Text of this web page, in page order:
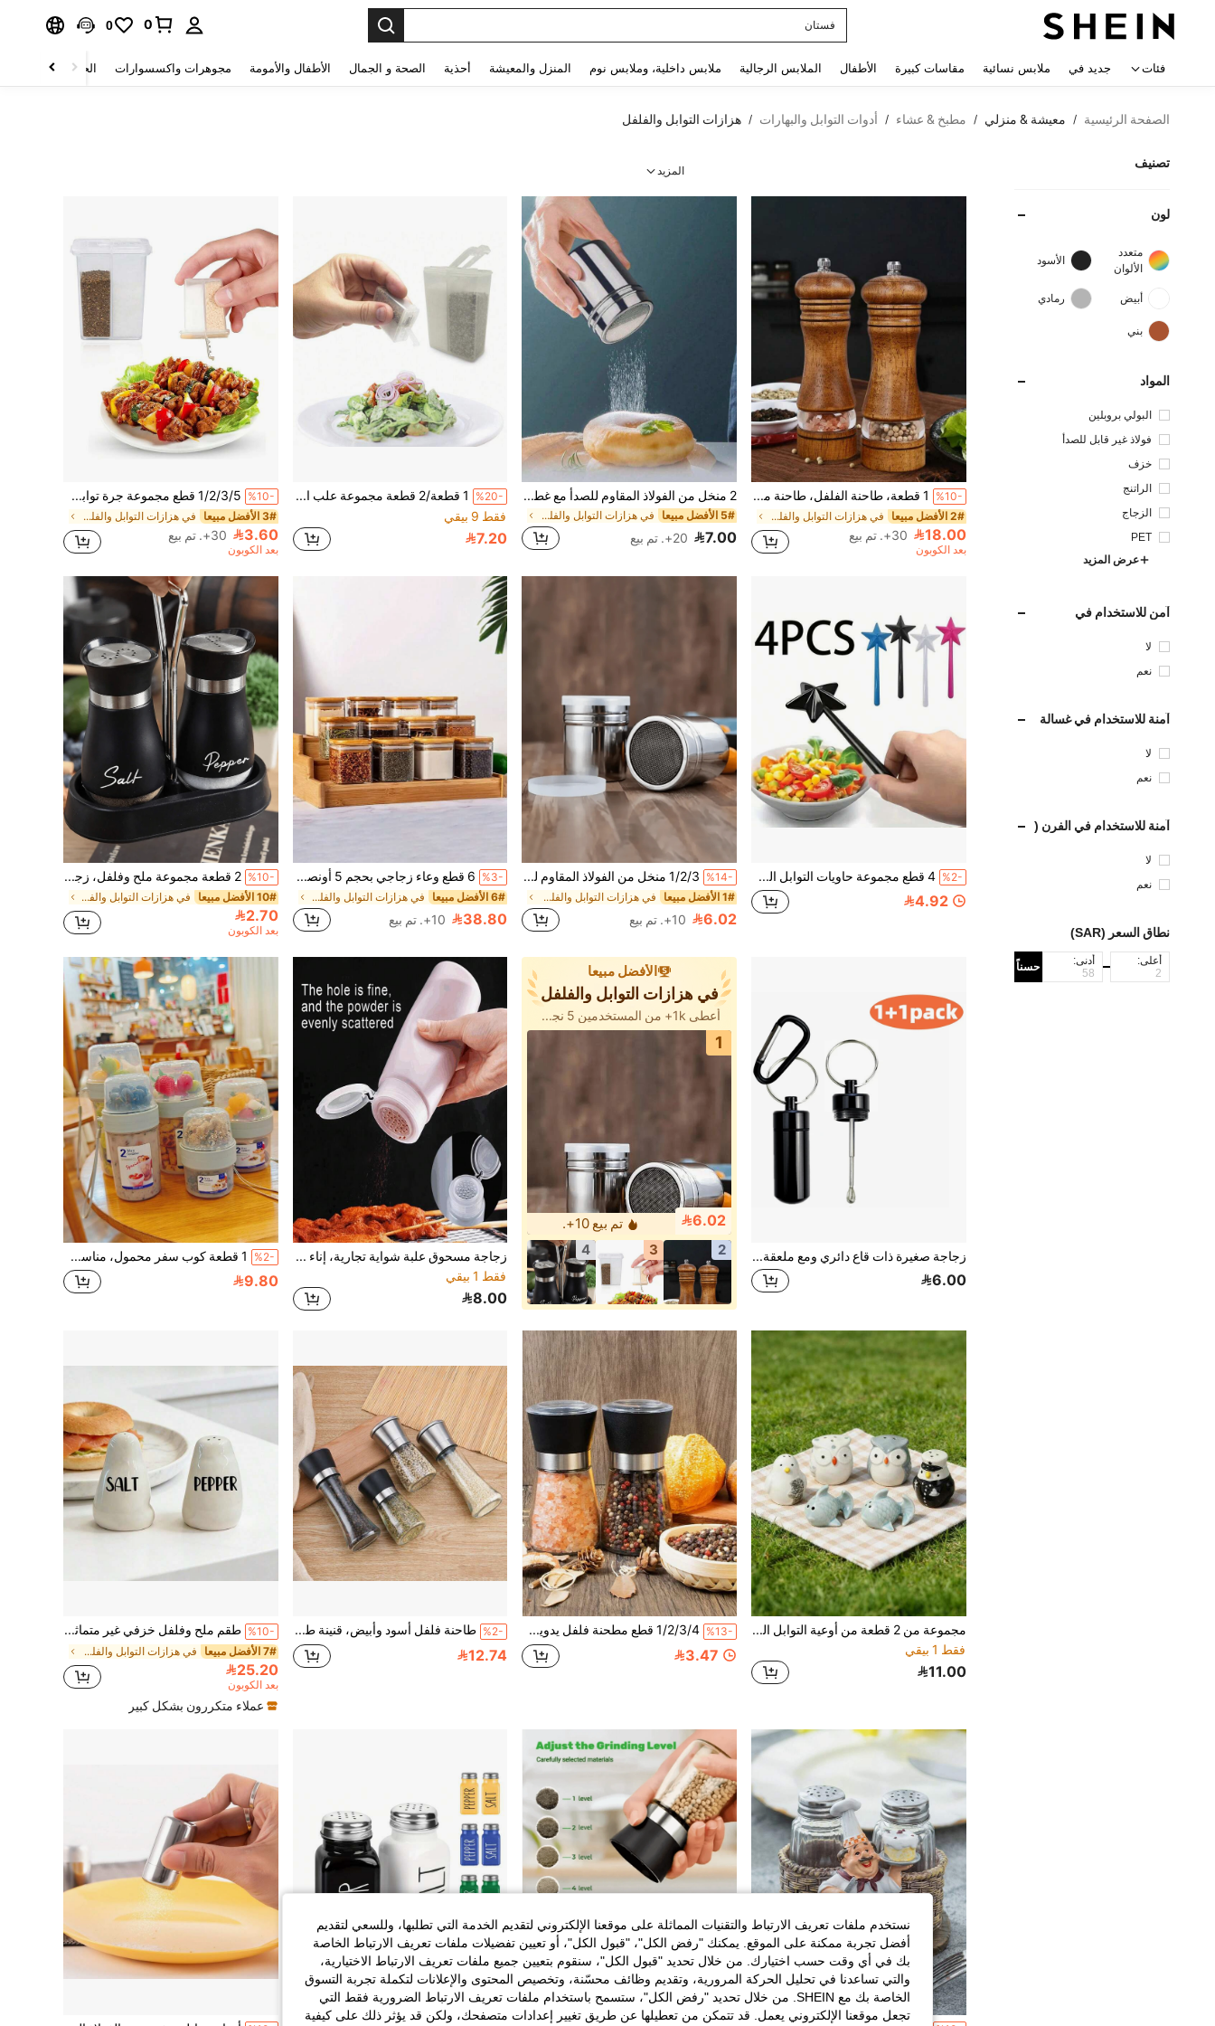
Squishy
0
0
فئات جديد في ملابس نسائية مقاسات كبيرة الأطفال الملابس الرجالية ملابس داخلية، وملابس نوم المنزل والمعيشة أحذية الصحة و الجمال الأطفال والأمومة مجوهرات واكسسوارات الحقائب والأمتعة
الصفحة الرئيسية / معيشة & منزلي / مطبخ & عشاء / أدوات التوابل والبهارات / هزازات التوابل والفلفل
تصنيف
لون
متعدد
الألوان
الأسود
أبيض رمادي
بني
المواد
البولي بروبلين
فولاذ غير قابل للصدأ
خزف
الراتنج
الزجاج
PET
عرض المزيد
آمن للاستخدام في
لا
نعم
آمنة للاستخدام في غسالة
لا
نعم
آمنة للاستخدام في الفرن (
لا
نعم
نطاق السعر (SAR)
أعلى: أدنى: حسناً
المزيد
%10- 1 قطعة، طاحنة الفلفل، طاحنة ملح البحر المنزلية، طاحنة البهارات اليدوية الخشبية، مطحنة الفلفل اليدوية، كسارة البهارات، زجاجة التوابل القابلة لإعادة الاستخدام للشواء والنزهات والتخييم، أدوات المطبخ، هدايا عيد الحب، ديكور المطبخ
2# الأفضل مبيعا في هزازات التوابل والفلفل
18.00 30+. تم بيع
بعد الكوبون
2 منخل من الفولاذ المقاوم للصدأ مع غطاء، شبكة دقيقة لغربلة مكونات الخبز مثل بيكربونات الصودا ومسحوق الكاكاو ونشا الذرة ومسحوق القهوة والدقيق وما إلى ذلك
5# الأفضل مبيعا في هزازات التوابل والفلفل
7.00 20+. تم بيع
%20-
1 قطعة/2 قطعة مجموعة علب الملح والفلفل البلاستيكية، حاويات الملح والفلفل الشفافة مع أغطية، أوعية التوابل البلاستيكية، مجموعة صندوق التوابل المحمول، مناسبة للسفر والتخييم والنزهات والأنشطة الخارجية والمطبخ وصندوق الغداء.
فقط 9 بيقي
7.20
%10- 1/2/3/5 قطع مجموعة جرة توابل الملح والفلفل البلاستيكية الشفافة، حاويات توابل بلاستيكية مع أغطية، حاويات توابل محمولة مناسبة للسفر والتخييم والنزهات والأنشطة الخارجية والمطبخ وصندوق الغداء، مناسبة للملح والسكر والفلفل والفلفل الحار وبذور السمسم والتوابل الأخرى، مناسبة كهدايا للنساء والرجال والعائلة
3# الأفضل مبيعا في هزازات التوابل والفلفل
3.60 30+. تم بيع
بعد الكوبون
%2- 4 قطع مجموعة حاويات التوابل المطبخية، عصا ساحرة بنجمة ومخطط دائري، رشاش ملح 3 ثقوب، مستلزمات للطهي في البقاع المفتوحة والشواء المنزلي
4.92
%14- 1/2/3 منخل من الفولاذ المقاوم للصدأ ذو شبكة دقيقة، مناسب لمسحوق السكر البودرة، مسحوق القرفة، مسحوق القهوة والتوابل الأخرى - سهل التنظيف، أواني التوابل المعدنية، قابل للاستخدام في المنزل والمطعم والمقهى وغيرها من المناسبات
1# الأفضل مبيعا في هزازات التوابل والفلفل
6.02 10+. تم بيع
%3- 6 قطع وعاء زجاجي بحجم 5 أونصة لتخزين التوابل، مغطاة بأغطية من البامبو الطبيعي، حاويات مربعة محكمة الإغلاق، ملصقات بيانات مقاومة للماء، أواني تخزين طعام، أوعية توابل صغيرة فارغة، مناسبة لتخزين التوابل، الملح، السكر
6# الأفضل مبيعا في هزازات التوابل والفلفل
38.80 10+. تم بيع
%10- 2 قطعة مجموعة ملح وفلفل، زجاجات توابل، أواني توابل جميلة، مناسبة للنزهات والشواء في الهواء الطلق، باللون الأسود/الفضي
10# الأفضل مبيعا في هزازات التوابل والفلفل
2.70
بعد الكوبون
زجاجة صغيرة ذات قاع دائري ومع ملعقة - زجاجات مقاومة للتسريب والماء للتعبئة والتغليف عند السفر وفيها يمكن تخزين التوابل والأدوية، ومسحوق الفلفل و مسحوق الفلفل الحار
6.00
الأفضل مبيعا
في هزازات التوابل والفلفل
أعطى 1k+ من المستخدمين 5 نجوم
1
6.02
تم بيع 10+.
2
3
4
زجاجة مسحوق علبة شواية تجارية، إناء لرش التوابل، الكمون والسمسم، وعاء ملح، زجاجة فلفل، وعاء تخزين متعدد الاستخدامات، للمطبخ، وللطعام، والطبخ، والتوابل، والفلفل، والثوم، والملح، والمنظم، والحفلات، وديكور الغرفة.
فقط 1 بيقي
8.00
%2- 1 قطعة كوب سفر محمول، مناسب للحبوب والحليب، حاوية زبادي محكمة الإغلاق بطبقتين، متوفر بسعات متعددة، مناسب أيضًا للشوفان والفواكه، صندوق تخزين طعام محكم الإغلاق للمكتب والكلية والسفر والنزهات
9.80
مجموعة من 2 قطعة من أوعية التوابل السيراميكية الكرتونية - تصميم البومة / السمكة / البطريق. مناسبة لتخزين الملح والفلفل في المطبخ، زجاجات توابل بشكل حيوانات، طقم ملح وفلفل سيراميكي، تخزين التوابل في المطبخ، اكسسوارات مطبخ زخرفية، هدايا مطبخ جميلة، أوعية توابل، ديكور مطبخ كرتوني، طقم زجاجات التوابل.
فقط 1 بيقي
11.00
%13- 1/2/3/4 قطع مطحنة فلفل يدوية، مطحنة فلفل، مناسبة للمنزل أو المطبخ، ديكور المنزل، الحفلات & تخزين عيد الميلاد، أدوات مطبخ محمولة مناسبة للتخييم في الهواء الطلق، السفر بالخيمة، المشي لمسافات طويلة، حفلات الشواء والمطابخ المنزلية. (لون عشوائي)
3.47
%2- طاحنة فلفل أسود وأبيض، قنينة طحن يدوية، برطمان توابل صغير، زجاجة ملح وفلفل مع طاحنة لمسحوق ناعم جدا
12.74
%10- طقم ملح وفلفل خزفي غير متماثل مصنوع يدويًا، قابل لإعادة التعبئة، بطراز إسكندنافي حديث، مناسب للمطبخ وطاولة الطعام، هدية مثالية لتدشين المنزل أو الزفاف
7# الأفضل مبيعا في هزازات التوابل والفلفل
25.20
بعد الكوبون
عملاء متكررون بشكل كبير
تخفيضات سريعة 14:12:33
نستخدم ملفات تعريف الارتباط والتقنيات المماثلة على موقعنا الإلكتروني لتقديم الخدمة التي تطلبها، وللسعي لتقديم
أفضل تجربة ممكنة على الموقع. يمكنك "رفض الكل"، "قبول الكل"، أو تعيين تفضيلات ملفات تعريف الارتباط الخاصة
بك في أي وقت حسب اختيارك. من خلال تحديد "قبول الكل"، سنقوم بتعيين جميع ملفات تعريف الارتباط الاختيارية،
والتي تساعدنا في تحليل الحركة المرورية، وتقديم وظائف محسّنة، وتخصيص المحتوى والإعلانات لتكملة تجربة التسوق
الخاصة بك مع SHEIN. من خلال تحديد "رفض الكل"، ستسمح باستخدام ملفات تعريف الارتباط الضرورية فقط التي
تجعل موقعنا الإلكتروني يعمل. قد تتمكن من تعطيلها عن طريق تغيير إعدادات متصفحك، ولكن قد يؤثر ذلك على كيفية